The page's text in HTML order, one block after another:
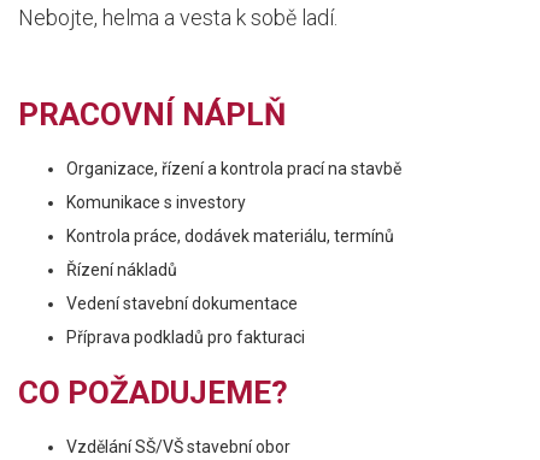
Nebojte, helma a vesta k sobě ladí.
PRACOVNÍ NÁPLŇ
Organizace, řízení a kontrola prací na stavbě
Komunikace s investory
Kontrola práce, dodávek materiálu, termínů
Řízení nákladů
Vedení stavební dokumentace
Příprava podkladů pro fakturaci
CO POŽADUJEME?
Vzdělání SŠ/VŠ stavební obor